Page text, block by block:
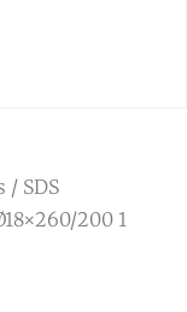
/ SDS
200 1